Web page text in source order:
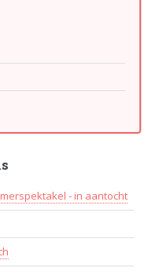
- in aantocht